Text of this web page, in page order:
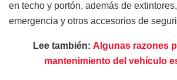
en techo y portón, además de
emergencia y otros accesorios de
Lee también: Algunas razones
mantenimiento del vehículo